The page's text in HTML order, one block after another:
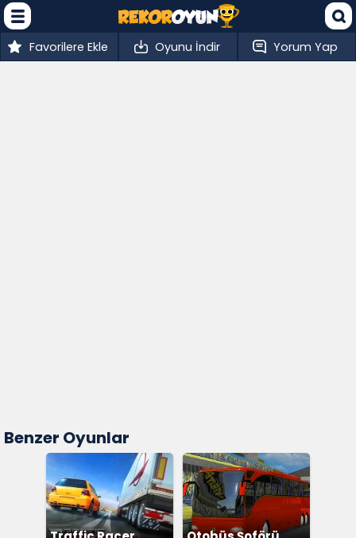
Favorilere Ekle Oyunu İndir Yorum Yap
Benzer Oyunlar